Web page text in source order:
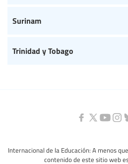
Surinam
Trinidad y Tobago
Internacional de la Educación: A menos
contenido de este sitio web